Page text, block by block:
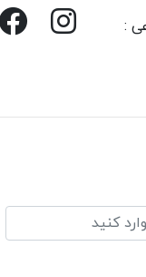
: